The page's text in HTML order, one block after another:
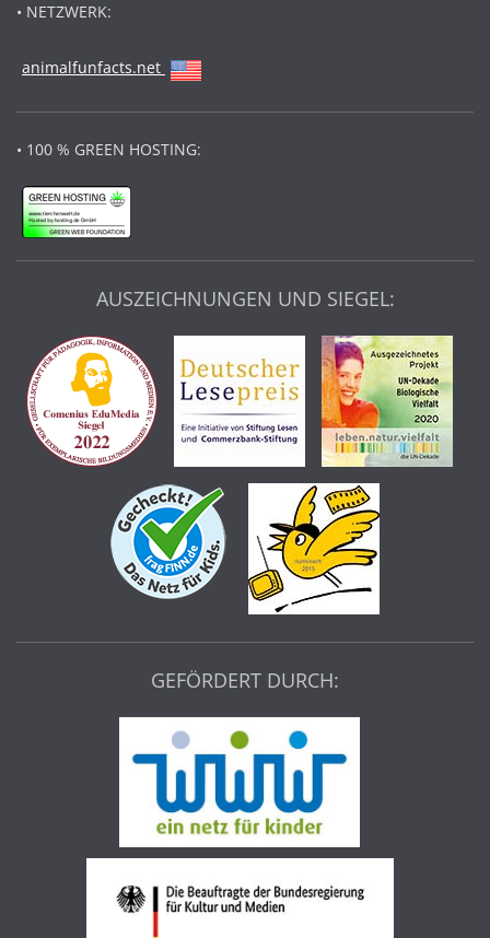
• NETZWERK:
animalfunfacts.net
• 100 % GREEN HOSTING:
AUSZEICHNUNGEN UND SIEGEL:
GEFÖRDERT DURCH: